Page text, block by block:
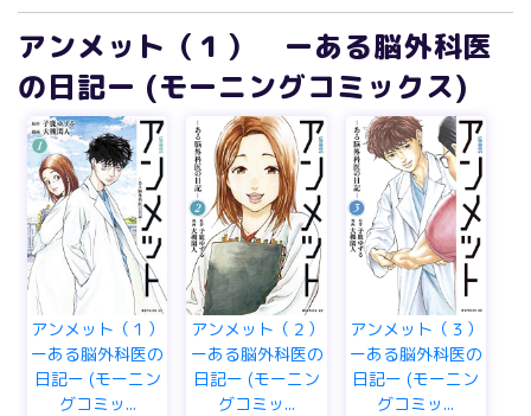
アンメット（１） ーある脳外科医
の日記ー (モーニングコミックス)
アンメット（１）
ーある脳外科医の
日記ー (モーニン
グコミッ...
アンメット（２）
ーある脳外科医の
日記ー (モーニン
グコミッ...
アンメット（３）
ーある脳外科医の
日記ー (モーニン
グコミッ...